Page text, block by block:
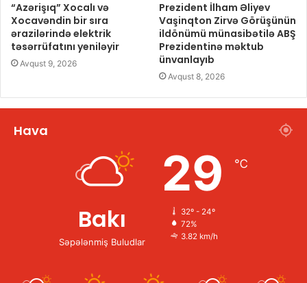
“Azərişıq” Xocalı və
Xocavəndin bir sıra
ərazilərində elektrik
təsərrüfatını yeniləyir
Avqust 9, 2026
Prezident İlham Əliyev
Vaşinqton Zirvə Görüşünün
ildönümü münasibətilə ABŞ
Prezidentinə məktub
ünvanlayıb
Avqust 8, 2026
Hava
Bakı
Səpələnmiş Buludlar
29 ℃
32º - 24º
72%
3.82 km/h